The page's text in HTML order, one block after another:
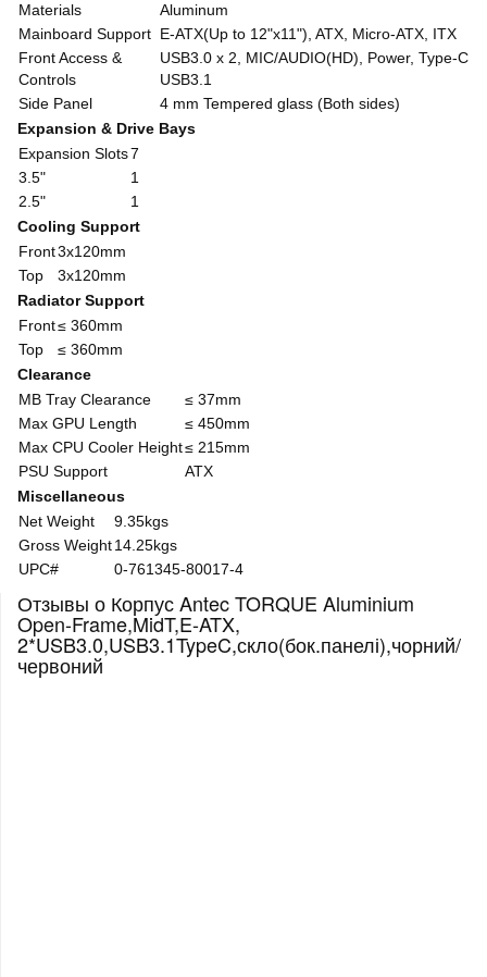
Materials
Aluminum
Mainboard Support E-ATX(Up to 12"x11"), ATX, Micro-ATX, ITX
Front Access &
Controls
USB3.0 x 2, MIC/AUDIO(HD), Power, Type-C
USB3.1
Side Panel
4 mm Tempered glass (Both sides)
Expansion & Drive Bays
Expansion Slots7
3.5"
1
2.5"
1
Cooling Support
Front3x120mm
Top
3x120mm
Radiator Support
Front≤ 360mm
Top
≤ 360mm
Clearance
MB Tray Clearance
≤ 37mm
Max GPU Length
≤ 450mm
Max CPU Cooler Height≤ 215mm
PSU Support
ATX
Miscellaneous
Net Weight
9.35kgs
Gross Weight14.25kgs
UPC#
0-761345-80017-4
Отзывы о Корпус Antec TORQUE Aluminium
Open-Frame,MidT,E-ATX,
2*USB3.0,USB3.1TypeC,скло(бок.панелі),чорний/
червоний